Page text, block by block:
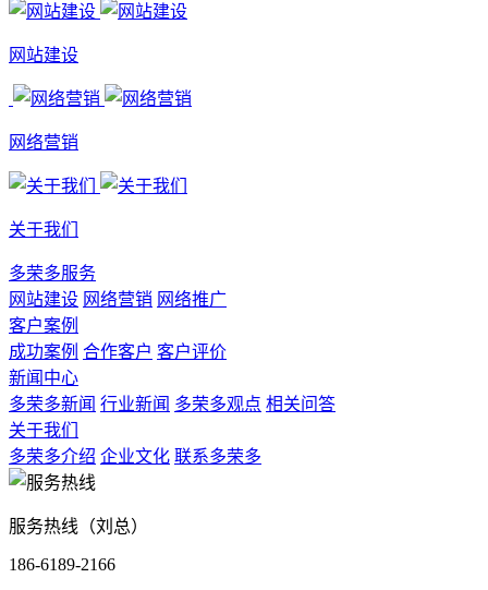
网站建设
网络营销
关于我们
多荣多服务
网站建设 网络营销 网络推广
客户案例
成功案例 合作客户 客户评价
新闻中心
多荣多新闻 行业新闻 多荣多观点 相关问答
关于我们
多荣多介绍 企业文化 联系多荣多
服务热线（刘总）
186-6189-2166